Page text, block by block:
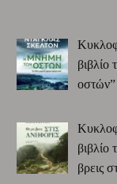
οστών”
βρεις